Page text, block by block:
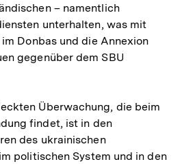
– namentlich
unterhalten, was mit
Donbas und die Annexion
gegenüber dem SBU
Überwachung, die beim
findet, ist in den
des ukrainischen
politischen System und in den